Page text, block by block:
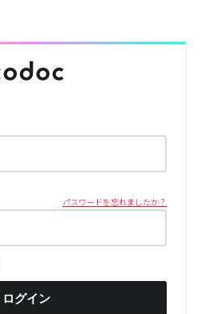
パスワードを忘れましたか？
ログイン